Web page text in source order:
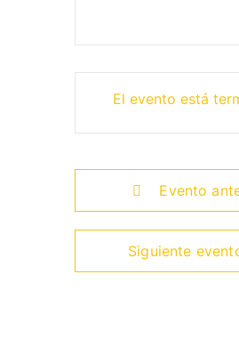
El evento está
Evento
Siguiente